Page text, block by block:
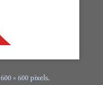
600 × 600 pixels.